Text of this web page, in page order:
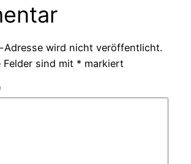
Adresse wird nicht veröffentlicht.
Felder sind mit * markiert